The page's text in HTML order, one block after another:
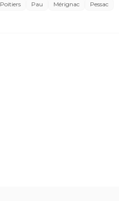
Poitiers Pau Mérignac
Pessac